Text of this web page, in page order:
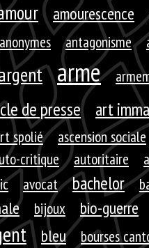
amourescence
anonymes antagonisme
arme
de presse art
spolié ascension sociale
critique autoritaire
avocat bachelor
bijoux bio-guerre
bleu bourses